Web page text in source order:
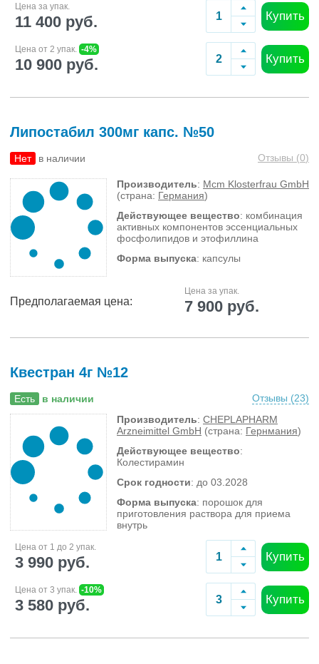
Цена за упак.
11 400 руб. Купить
Цена от 2 упак. -4%
10 900 руб. Купить
Липостабил 300мг капс. №50
Нет в наличии Отзывы (0)
Производитель: Mcm Klosterfrau GmbH
(страна: Германия)
Действующее вещество: комбинация
активных компонентов эссенциальных
фосфолипидов и этофиллина
Форма выпуска: капсулы
Предполагаемая цена:
Цена за упак.
7 900 руб.
Квестран 4г №12
Есть в наличии Отзывы (23)
Производитель: CHEPLAPHARM
Arzneimittel GmbH (страна: Гернмания)
Действующее вещество:
Колестирамин
Срок годности: до 03.2028
Форма выпуска: порошок для
приготовления раствора для приема
внутрь
Цена от 1 до 2 упак.
3 990 руб. Купить
Цена от 3 упак. -10%
3 580 руб. Купить